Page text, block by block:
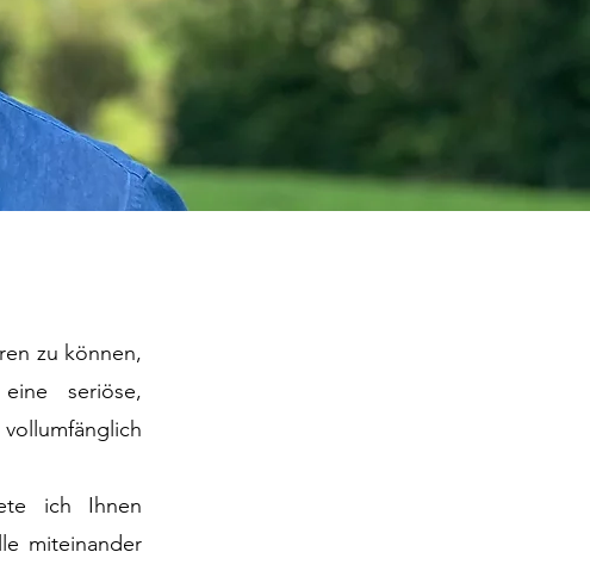
zu können,
seriöse,
ich Ihnen
miteinander